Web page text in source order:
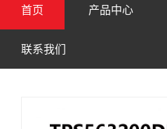
首页 产品中心
联系我们